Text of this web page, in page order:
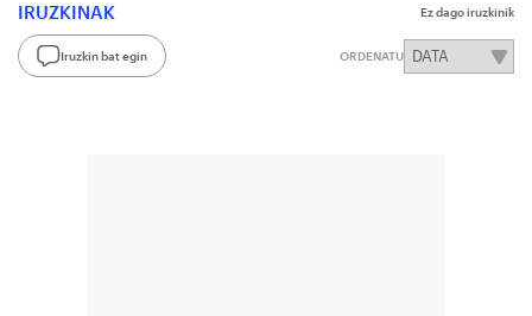
IRUZKINAK Ez dago iruzkinik
Iruzkin bat egin ORDENATU